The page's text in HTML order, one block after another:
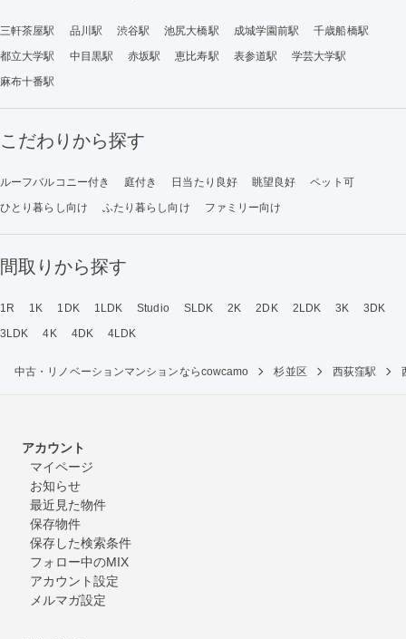
三軒茶屋駅 品川駅 渋谷駅 池尻大橋駅 成城学園前駅
千歳船橋駅
都立大学駅
中目黒駅 赤坂駅 恵比寿駅 表参道駅
学芸大学駅
麻布十番駅
こだわりから探す
ルーフバルコニー付き 庭付き 日当たり良好 眺望良好
ペット可
ひとり暮らし向け
ふたり暮らし向け ファミリー向け
間取りから探す
1R 1K 1DK 1LDK Studio SLDK 2K 2DK 2LDK 3K
3DK
3LDK
4K 4DK 4LDK
中古・リノベーションマンションならcowcamo 杉並区 西荻窪駅
アカウント
マイページ
お知らせ
最近見た物件
保存物件
保存した検索条件
フォロー中のMIX
アカウント設定
メルマガ設定